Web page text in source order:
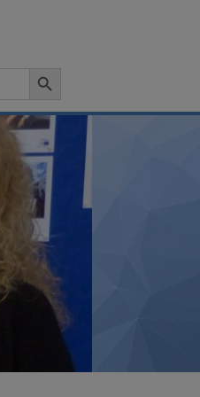
Search Button